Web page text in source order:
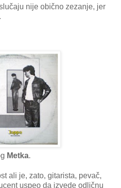
nije obično zezanje, jer
Metka.
ali je, zato, gitarista, pevač,
uspeo da izvede odličnu